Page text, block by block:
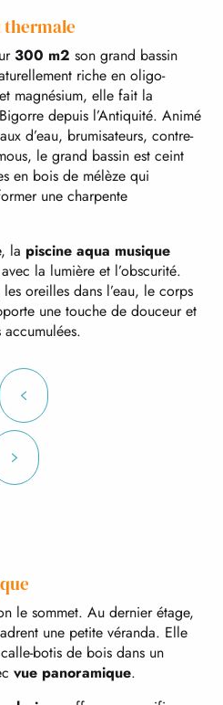
thermale
300 m2 son grand bassin
riche en oligo-
magnésium, elle fait la
depuis l’Antiquité. Animé
d’eau, brumisateurs, contre-
le grand bassin est ceint
en bois de mélèze qui
une charpente
la piscine aqua musique
la lumière et l’obscurité.
oreilles dans l’eau, le corps
une touche de douceur et
le sommet. Au dernier étage,
une petite véranda. Elle
botis de bois dans un
vue panoramique.